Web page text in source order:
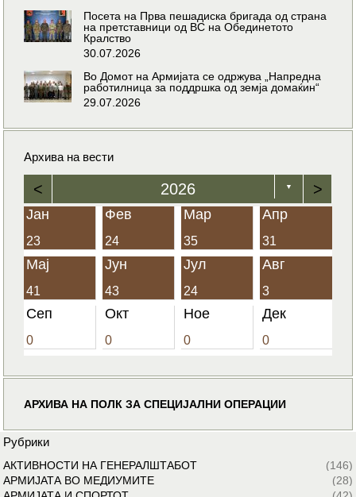
Посета на Прва пешадиска бригада од страна
на претставници од ВС на Обединетото
Кралство
30.07.2026
Во Домот на Армијата се одржува „Напредна
работилница за поддршка од земја домаќин“
29.07.2026
Архива на вести
< 2026 ▼ >
Јан
23
Фев
24
Мар
35
Апр
31
Мај
41
Јун
43
Јул
24
Авг
3
Сеп
0
Окт
0
Ное
0
Дек
0
АРХИВА НА ПОЛК ЗА СПЕЦИЈАЛНИ ОПЕРАЦИИ
Рубрики
АКТИВНОСТИ НА ГЕНЕРАЛШТАБОТ
(146)
АРМИЈАТА ВО МЕДИУМИТЕ
(28)